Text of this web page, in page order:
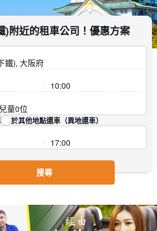
)附近的租車公司！優惠方案
於其他地點還車（異地還車）
搜尋